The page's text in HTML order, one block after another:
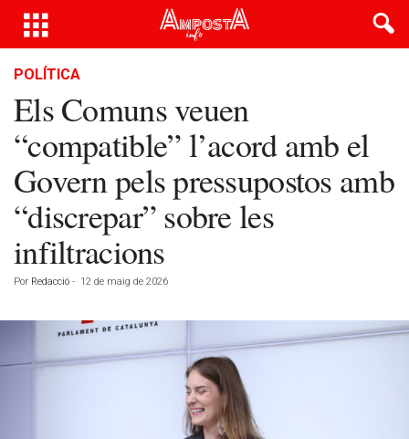
POLÍTICA
Els Comuns veuen
“compatible” l’acord amb el
Govern pels pressupostos amb
“discrepar” sobre les
infiltracions
Por Redacció - 12 de maig de 2026